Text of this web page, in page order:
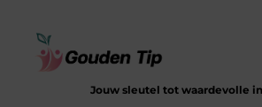
Jouw sleutel tot waardevolle